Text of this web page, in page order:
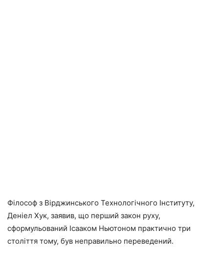
Філософ з Вірджинського Технологічного Інституту,
Деніел Хук, заявив, що перший закон руху,
сформульований Ісааком Ньютоном практично три
століття тому, був неправильно переведений.